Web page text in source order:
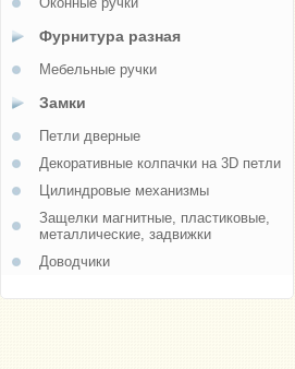
Фурнитура разная
Мебельные ручки
Замки
Петли дверные
Декоративные колпачки на 3D петли
Цилиндровые механизмы
Защелки магнитные, пластиковые,
металлические, задвижки
Доводчики